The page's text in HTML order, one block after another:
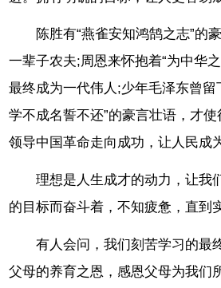
陈胜有“燕雀安知鸿鹄之志”的
一辈子农夫;周恩来怀抱着“为中华
最终成为一代伟人;少年毛泽东曾留
学不成名誓不还”的豪言壮语，才
领导中国革命走向成功，让人民成
理想是人生成才的动力，让我
的目标而奋斗着，不知疲惫，直到
有人会问，我们刻苦学习的最
父母的养育之恩，感恩父母为我们